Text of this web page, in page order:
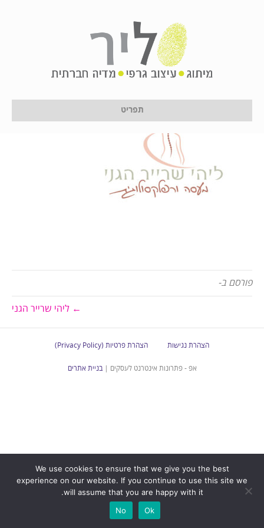
תפריט
1 באפריל 2024
פורסם ב-
← ליהי שרייר הגני
הצהרת נגישות הצהרת פרטיות (Privacy Policy)
אפ - פתרונות אינטרנט לעסקים |בניית אתרים
We use cookies to ensure that we give you the best
experience on our website. If you continue to use this site we
will assume that you are happy with it.
Ok
No